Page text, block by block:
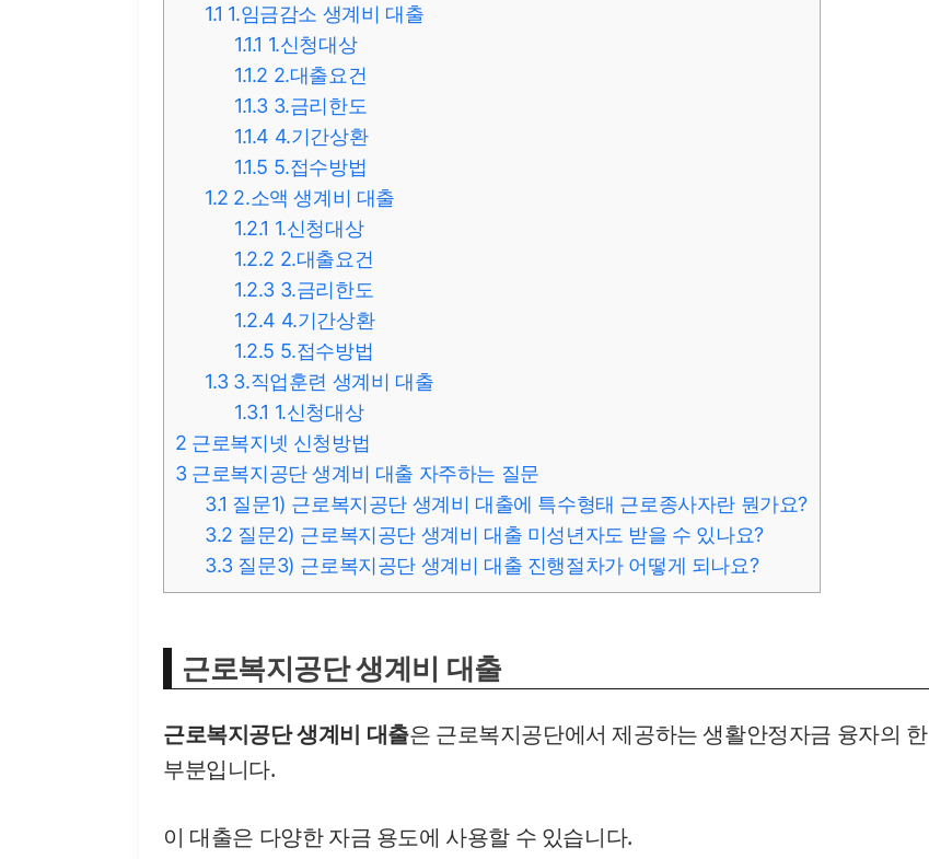
1.1 1.임금감소 생계비 대출
1.1.1 1.신청대상
1.1.2 2.대출요건
1.1.3 3.금리한도
1.1.4 4.기간상환
1.1.5 5.접수방법
1.2 2.소액 생계비 대출
1.2.1 1.신청대상
1.2.2 2.대출요건
1.2.3 3.금리한도
1.2.4 4.기간상환
1.2.5 5.접수방법
1.33.직업훈련 생계비 대출
1.3.1 1.신청대상
2 근로복지넷 신청방법
3근로복지공단 생계비 대출 자주하는 질문
3.1 질문1) 근로복지공단 생계비 대출에 특수형태 근로종사자란 뭔가요?
3.2 질문2) 근로복지공단 생계비 대출 미성년자도 받을 수 있나요?
3.3질문3) 근로복지공단 생계비 대출 진행절차가 어떻게 되나요?
근로복지공단 생계비 대출
근로복지공단 생계비 대출은 근로복지공단에서 제공하는 생활안정자금 융자의 한
부분입니다.
이 대출은 다양한 자금 용도에 사용할 수 있습니다.